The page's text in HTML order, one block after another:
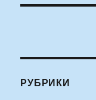
РУБРИКИ